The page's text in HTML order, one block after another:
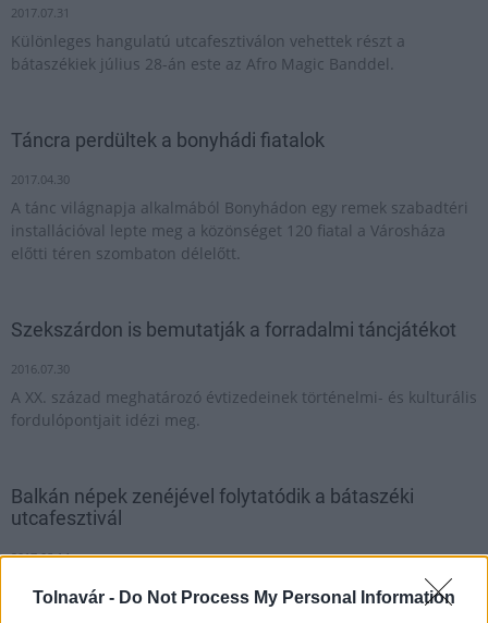
Tolnavár - Do Not Process My Personal Information
2017.07.31
Különleges hangulatú utcafesztiválon vehettek részt a
bátaszékiek július 28-án este az Afro Magic Banddel.
Táncra perdültek a bonyhádi fiatalok
2017.04.30
A tánc világnapja alkalmából Bonyhádon egy remek szabadtéri
installációval lepte meg a közönséget 120 fiatal a Városháza
előtti téren szombaton délelőtt.
Szekszárdon is bemutatják a forradalmi táncjátékot
2016.07.30
A XX. század meghatározó évtizedeinek történelmi- és kulturális
fordulópontjait idézi meg.
Balkán népek zenéjével folytatódik a bátaszéki
utcafesztivál
2017.08.14
Folytatódik a Táncolj velünk utcafesztivál rendezvénysorozat
Bátaszéken. 2017 augusztus 18-án este a Táncház Vélin